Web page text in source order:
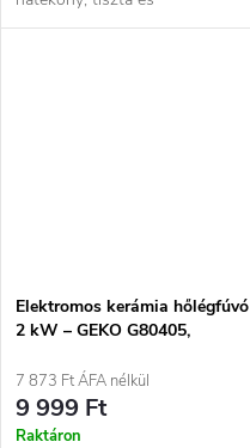
környezetbarát fűtési megoldás
Elektromos kerámia hőlégfúvó
2 kW – GEKO G80405,
7 873 Ft ÁFA nélkül
9 999 Ft
Raktáron